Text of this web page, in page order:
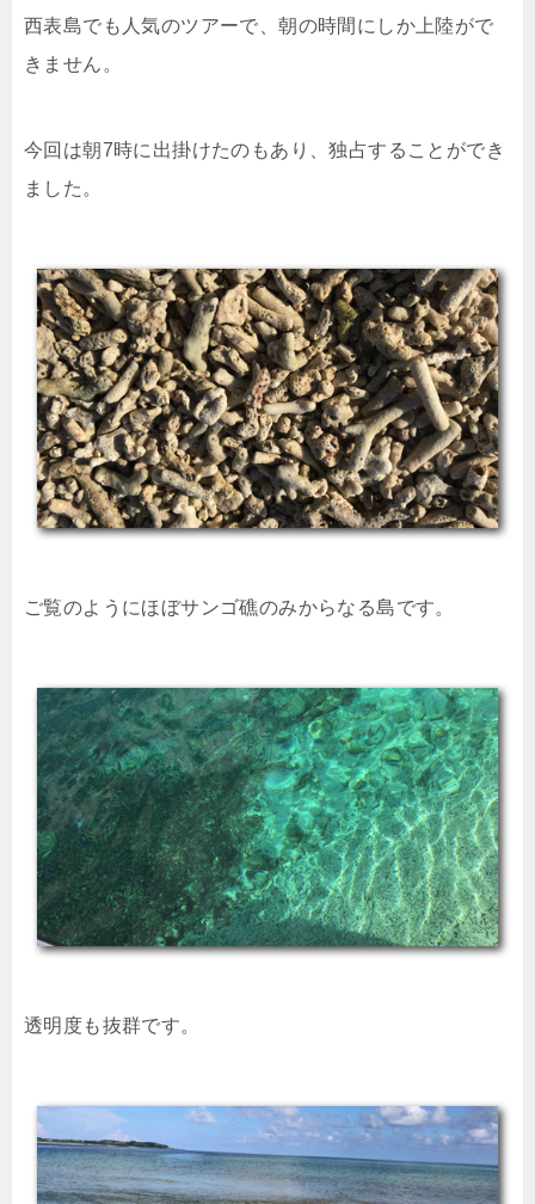
西表島でも人気のツアーで、朝の時間にしか上陸がで
きません。
今回は朝7時に出掛けたのもあり、独占することができ
ました。
ご覧のようにほぼサンゴ礁のみからなる島です。
透明度も抜群です。